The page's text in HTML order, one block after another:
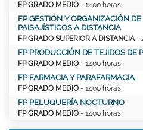
FP GRADO MEDIO - 1400 horas
FP GESTIÓN Y ORGANIZACIÓN
PAISAJÍSTICOS A DISTANCIA
FP GRADO SUPERIOR A DISTANCIA-
FP PRODUCCIÓN DE TEJIDOS DE
FP GRADO MEDIO - 1400 horas
FP FARMACIA Y PARAFARMACIA
FP GRADO MEDIO - 1400 horas
FP PELUQUERÍA NOCTURNO
FP GRADO MEDIO - 1400 horas